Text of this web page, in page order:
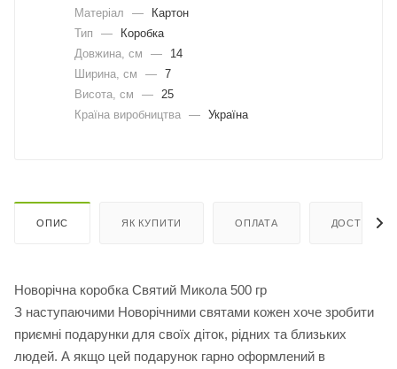
Матеріал
—
Картон
Тип
—
Коробка
Довжина, cм
—
14
Ширина, cм
— 7
Висота, см
—
25
Країна виробництва — Україна
ОПИС ЯК КУПИТИ ОПЛАТА ДОСТАВКА
Новорічна коробка Святий Микола 500 гр
З наступаючими Новорічними святами кожен хоче зробити
приємні подарунки для своїх діток, рідних та близьких
людей. А якщо цей подарунок гарно оформлений в